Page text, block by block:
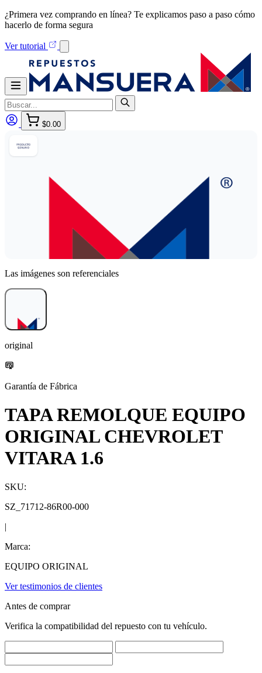
¿Primera vez comprando en línea? Te explicamos paso a paso cómo
hacerlo de forma segura
Ver tutorial
$0.00
Las imágenes son referenciales
original
Garantía de Fábrica
TAPA REMOLQUE EQUIPO
ORIGINAL CHEVROLET
VITARA 1.6
SKU:
SZ_71712-86R00-000
|
Marca:
EQUIPO ORIGINAL
Ver testimonios de clientes
Antes de comprar
Verifica la compatibilidad del repuesto con tu vehículo.